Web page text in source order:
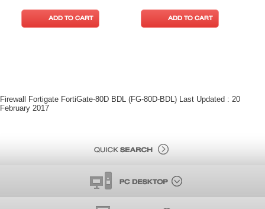
ADD TO CART ADD TO CART
Firewall Fortigate FortiGate-80D BDL (FG-80D-BDL) Last Updated : 20
February 2017